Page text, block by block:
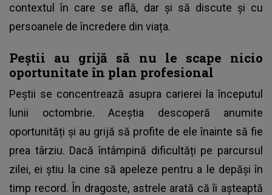
contextul în care se află, dar și să discute și cu
persoanele de încredere din viața.
Peștii au grijă să nu le scape nicio
oportunitate în plan profesional
Peștii se concentrează asupra carierei la începutul
lunii octombrie. Aceștia descoperă anumite
oportunități și au grijă să profite de ele înainte să fie
prea târziu. Dacă întâmpină dificultăți pe parcursul
zilei, ei știu la cine să apeleze pentru a le depăși în
timp record. În dragoste, astrele arată că îi așteaptă